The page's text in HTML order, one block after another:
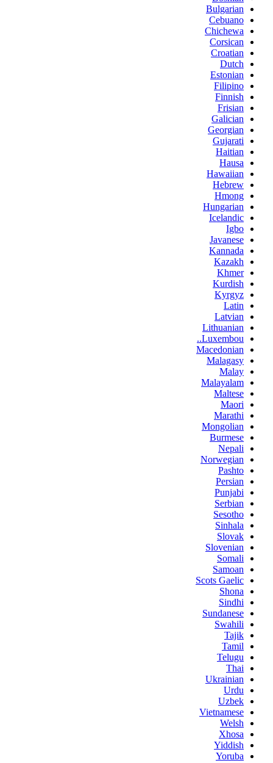
Bulgarian
Cebuano
Chichewa
Corsican
Croatian
Dutch
Estonian
Filipino
Finnish
Frisian
Galician
Georgian
Gujarati
Haitian
Hausa
Hawaiian
Hebrew
Hmong
Hungarian
Icelandic
Igbo
Javanese
Kannada
Kazakh
Khmer
Kurdish
Kyrgyz
Latin
Latvian
Lithuanian
Luxembou..
Macedonian
Malagasy
Malay
Malayalam
Maltese
Maori
Marathi
Mongolian
Burmese
Nepali
Norwegian
Pashto
Persian
Punjabi
Serbian
Sesotho
Sinhala
Slovak
Slovenian
Somali
Samoan
Scots Gaelic
Shona
Sindhi
Sundanese
Swahili
Tajik
Tamil
Telugu
Thai
Ukrainian
Urdu
Uzbek
Vietnamese
Welsh
Xhosa
Yiddish
Yoruba